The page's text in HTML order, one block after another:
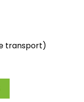
transport)